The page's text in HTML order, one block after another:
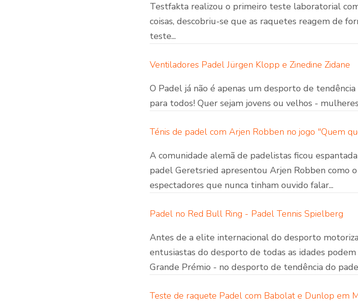
Testfakta realizou o primeiro teste laboratorial
coisas, descobriu-se que as raquetes reagem de
teste...
Ventiladores Padel Jürgen Klopp e Zinedine Zidane
O Padel já não é apenas um desporto de
para todos! Quer sejam jovens ou velhos -
Ténis de padel com Arjen Robben no jogo "Quem
A comunidade alemã de padelistas ficou
padel Geretsried apresentou Arjen Robben como
espectadores que nunca tinham ouvido falar...
Padel no Red Bull Ring - Padel Tennis Spielberg
Antes de a elite internacional do desporto
entusiastas do desporto de todas as idades
Grande Prémio - no desporto de tendência do
Teste de raquete Padel com Babolat e Dunlop em